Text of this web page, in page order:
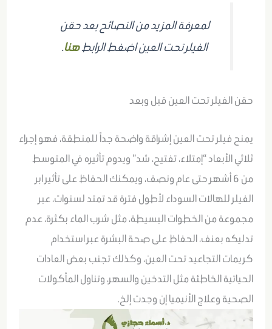
لمعرفة المزيد من النصائح بعد حقن
الفيلر تحت العين اضغط الرابطهنا.
حقن الفيلر تحت العين قبل وبعد
يمنح فيلر تحت العين إشراقة واضحة جداً للمنطقة، فهو إجراء
ثلاثي الأبعاد “إمتلاء، تفتيح، شد” ويدوم تأثيره في المتوسط
من 6 أشهر حتى عام ونصف، ويمكنك الحفاظ على تأثير ابر
الفيلر للهالات السوداء لأطول فترة قد تمتد لسنوات، عبر
مجموعة من الخطوات البسيطة، مثل شرب الماء بكثرة، عدم
تدليكه بعنف، الحفاظ على صحة البشرة عبر استخدام
كريمات التجاعيد تحت العين، وكذلك تجنب بعض العادات
الحياتية الخاطئة مثل التدخين والسهر، وتناول المأكولات
الصحية وعلاج الأنيميا إن وجدت إلخ.